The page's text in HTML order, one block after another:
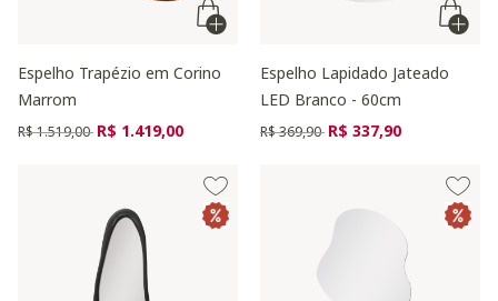
Espelho Trapézio em Corino
Marrom
Preço reduzido de
R$ 1.519,00 para
R$ 1.419,00
Espelho Lapidado Jateado
LED Branco - 60cm
Preço reduzido de
R$ 369,90 para
R$ 337,90